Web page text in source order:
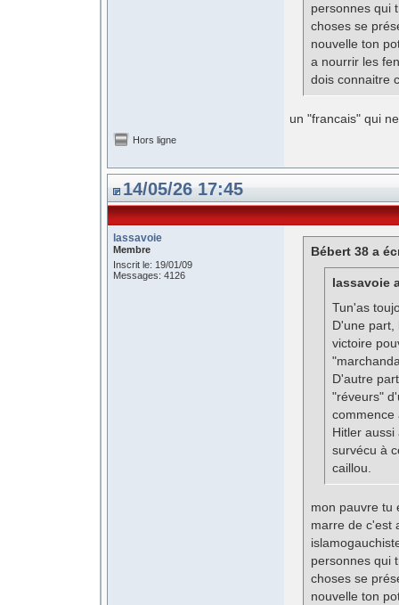
personnes qui
choses se
nouvelle ton
a nourrir les
dois connaitre
un "francais" qui
Hors ligne
14/05/26 17:45
lassavoie
Membre
Inscrit le: 19/01/09
Messages: 4126
Bébert 38 a
lassavoie
Tun'as
D'une part,
victoire
D'autre
"réveurs"
commence
Hitler
survécu à
caillou.
mon pauvre tu
marre de c'est
personnes qui
choses se
nouvelle ton